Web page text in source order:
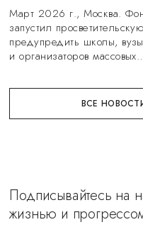
Март 2026 г., Москва.
запустил
предупредить школы,
и организаторов
ВСЕ
Подписывайтесь на
жизнью и